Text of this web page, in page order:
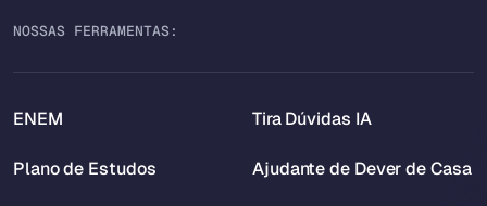
NOSSAS FERRAMENTAS:
ENEM
Plano de Estudos
Tira Dúvidas IA
Ajudante de Dever de Casa